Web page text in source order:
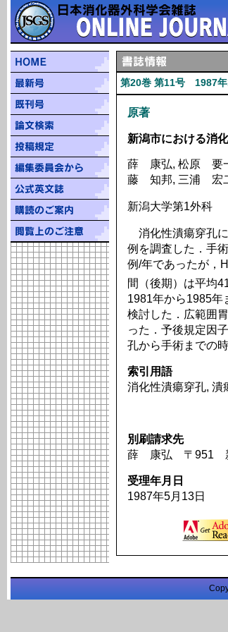
第20巻 第11号 1987年
原著
新潟市における消
薛 康弘, 松原 要
藤 知邦, 三浦 宏
新潟大学第1外科
消化性潰瘍穿孔
例を調査した．手
例/年であったが，H
間（後期）は平均
1981年から1985年
検討した．広範囲
った．予後規定因
孔から手術までの
索引用語
消化性潰瘍穿孔, 潰
別刷請求先
薛 康弘 〒951 新
受理年月日
1987年5月13日